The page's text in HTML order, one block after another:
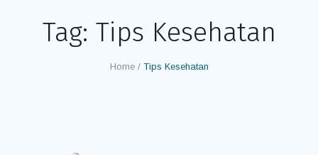
Tag: Tips Kesehatan
Home / Tips Kesehatan